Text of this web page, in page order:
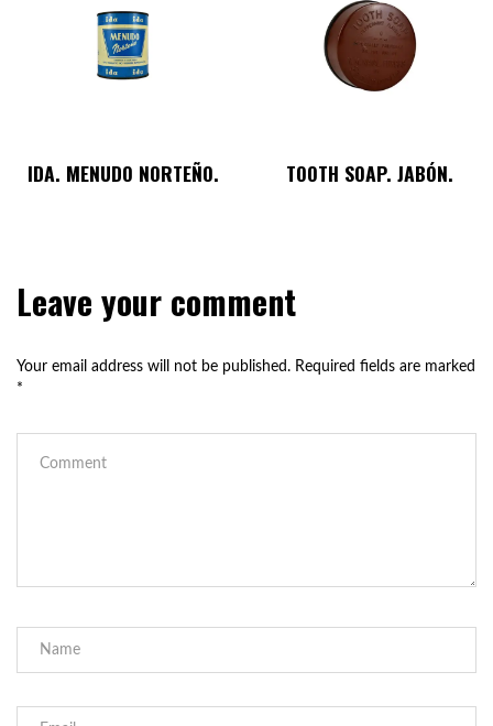
IDA. MENUDO NORTEÑO. TOOTH SOAP. JABÓN.
Leave your comment
Your email address will not be published. Required fields are marked
*